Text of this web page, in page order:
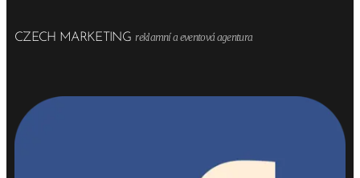
CZECH MARKETING reklamní a eventová agentura